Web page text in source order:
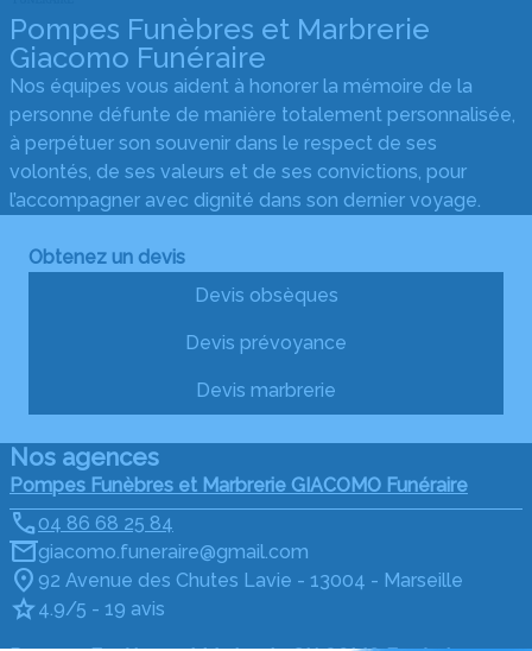
Pompes Funèbres et Marbrerie
Giacomo Funéraire
Nos équipes vous aident à honorer la mémoire de la
personne défunte de manière totalement personnalisée,
à perpétuer son souvenir dans le respect de ses
volontés, de ses valeurs et de ses convictions, pour
l’accompagner avec dignité dans son dernier voyage.
Obtenez un devis
Devis obsèques
Devis prévoyance
Devis marbrerie
Nos agences
Pompes Funèbres et Marbrerie GIACOMO Funéraire
04 86 68 25 84
giacomo.funeraire@gmail.com
92 Avenue des Chutes Lavie - 13004 - Marseille
4.9/5 - 19 avis